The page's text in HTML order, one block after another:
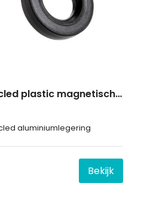
DriveGrip RCS gerecycled plastic magnetische auto houder
aluminiumlegering
Bekijk